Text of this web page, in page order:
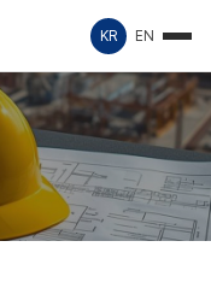
KR EN